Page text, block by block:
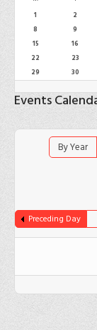
1
2
8
9
15
16
22
23
29
30
Events
By Year
Preceding Day